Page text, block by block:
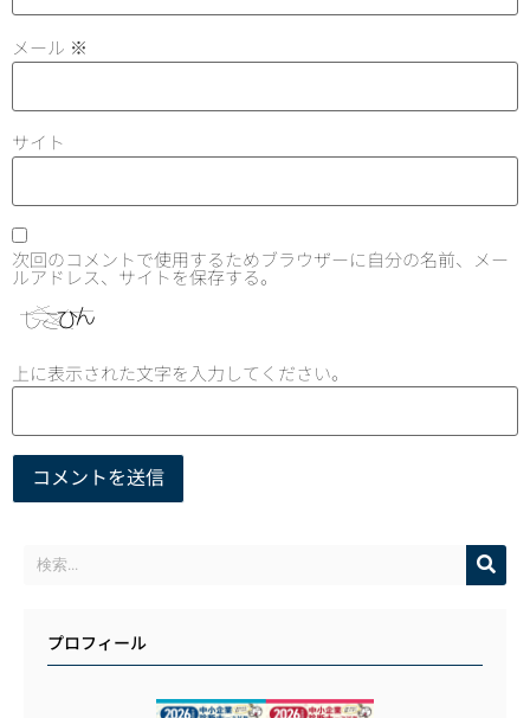
メール ※
サイト
次回のコメントで使用するためブラウザーに自分の名前、メー
ルアドレス、サイトを保存する。
上に表示された文字を入力してください。
プロフィール